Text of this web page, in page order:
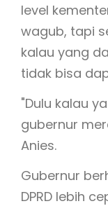
level
wagub, tapi
kalau yang
tidak bisa
"Dulu kalau
gubernur
Anies.
Gubernur
DPRD lebih